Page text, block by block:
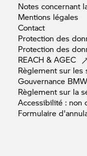
Notes concernant
Mentions légales
Contact
Protection des
Protection des
REACH &AGEC
Règlement sur les
Gouvernance BMW
Règlement sur la
Accessibilité : non
Formulaire